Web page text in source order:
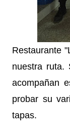
Restaurante
nuestra
acompañan
probar su
tapas.